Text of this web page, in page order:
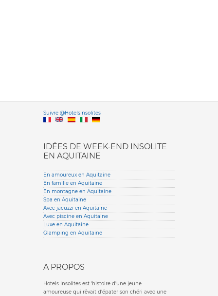
Suivre @HotelsInsolitesVersione
IDÉES DE WEEK-END INSOLITE
EN AQUITAINE
En amoureux en Aquitaine
En famille en Aquitaine
En montagne en Aquitaine
Spa en Aquitaine
Avec jacuzzi en Aquitaine
Avec piscine en Aquitaine
Luxe en Aquitaine
Glamping en Aquitaine
A PROPOS
Hotels Insolites est 'histoire d'une jeune
amoureuse qui rêvait d'épater son chéri avec une